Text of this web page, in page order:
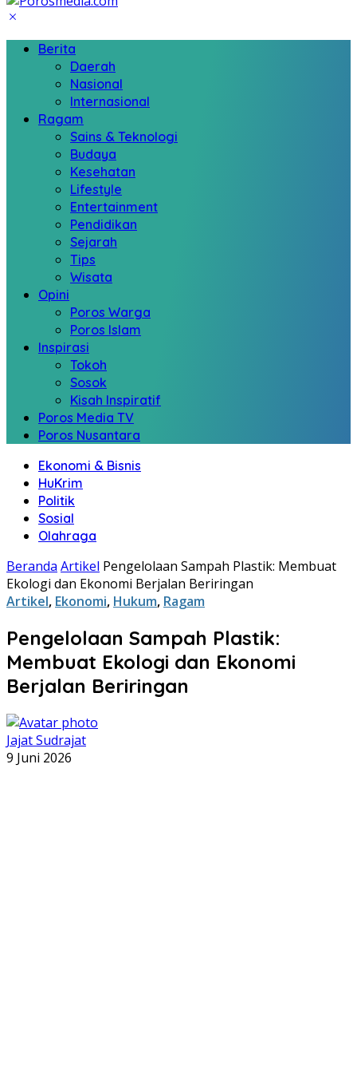
Berita
Daerah
Nasional
Internasional
Ragam
Sains & Teknologi
Budaya
Kesehatan
Lifestyle
Entertainment
Pendidikan
Sejarah
Tips
Wisata
Opini
Poros Warga
Poros Islam
Inspirasi
Tokoh
Sosok
Kisah Inspiratif
Poros Media TV
Poros Nusantara
Ekonomi & Bisnis
HuKrim
Politik
Sosial
Olahraga
Beranda Artikel Pengelolaan Sampah Plastik: Membuat
Ekologi dan Ekonomi Berjalan Beriringan
Artikel, Ekonomi, Hukum, Ragam
Pengelolaan Sampah Plastik:
Membuat Ekologi dan Ekonomi
Berjalan Beriringan
Jajat Sudrajat
9 Juni 2026